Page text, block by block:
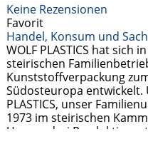
Keine Rezensionen
Favorit
Handel, Konsum und
WOLF PLASTICS hat sich
steirischen
Kunststoffverpackung
Südosteuropa entwickelt.
PLASTICS, unser
1973 im steirischen
Unsere drei